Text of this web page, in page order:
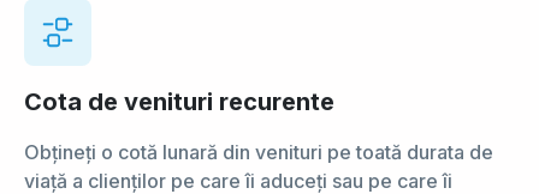
Cota de venituri recurente
Obțineți o cotă lunară din venituri pe toată durata de
viață a clienților pe care îi aduceți sau pe care îi